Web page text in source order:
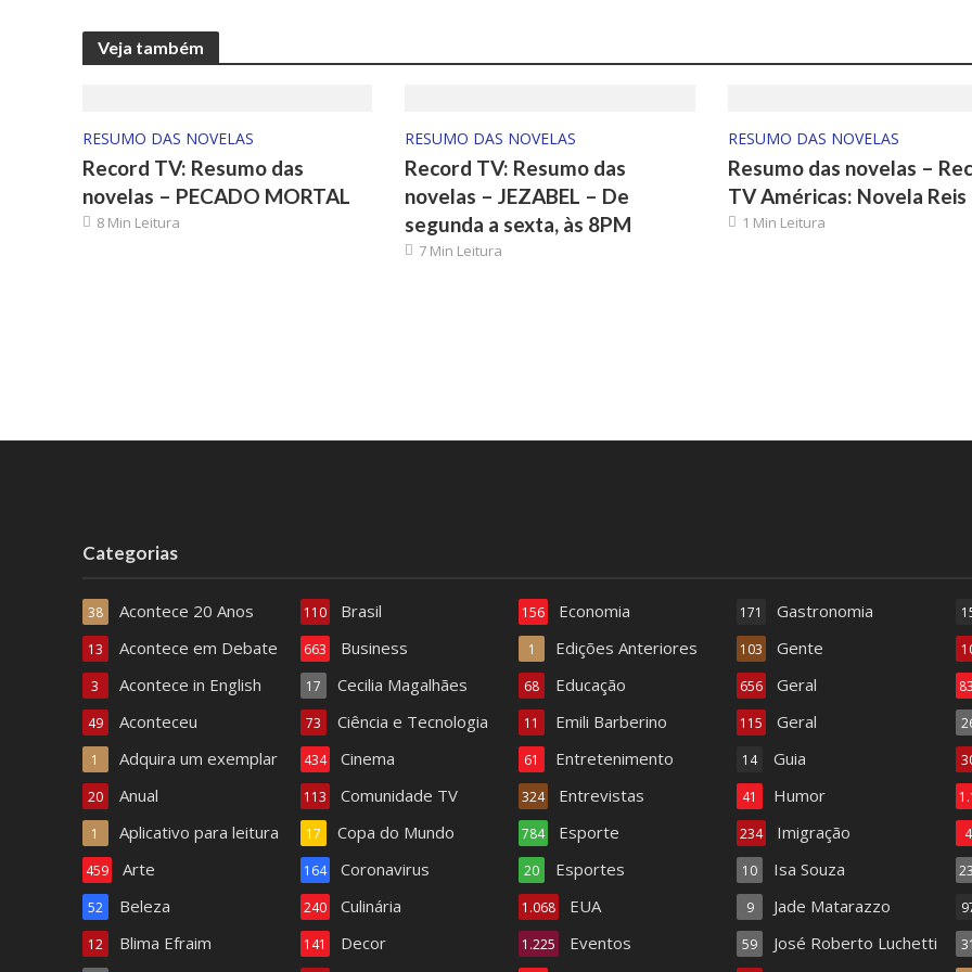
Veja também
RESUMO DAS NOVELAS
Record TV: Resumo das
novelas – PECADO MORTAL
8 Min Leitura
RESUMO DAS NOVELAS
Record TV: Resumo das
novelas – JEZABEL – De
segunda a sexta, às 8PM
7 Min Leitura
RESUMO DAS NOVELAS
Resumo das novelas –
TV Américas: Novela Reis
1 Min Leitura
Categorias
Acontece 20 Anos
38
Acontece em Debate
13
Acontece in English
3
Aconteceu
49
Adquira um exemplar
1
Anual
20
Aplicativo para leitura
1
Arte
459
Beleza
52
Blima Efraim
12
Brasil
110
Business
663
Cecilia Magalhães
17
Ciência e Tecnologia
73
Cinema
434
Comunidade TV
113
Copa do Mundo
17
Coronavirus
164
Culinária
240
Decor
141
Economia
156
Edições Anteriores
1
Educação
68
Emili Barberino
11
Entretenimento
61
Entrevistas
324
Esporte
784
Esportes
20
EUA
1.068
Eventos
1.225
Gastronomia
171
Gente
103
Geral
656
Geral
115
Guia
14
Humor
41
Imigração
234
Isa Souza
10
Jade Matarazzo
9
José Roberto Luchetti
59
4